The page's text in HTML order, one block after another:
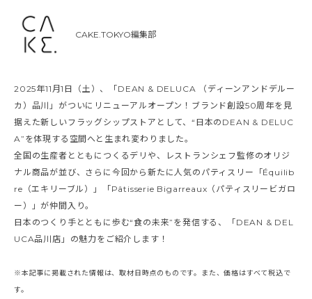
CAKE.TOKYO編集部
2025年11月1日（土）、「DEAN & DELUCA （ディーンアンドデルー
カ）品川」がついにリニューアルオープン！ブランド創設50周年を見
据えた新しいフラッグシップストアとして、“日本のDEAN & DELUC
A”を体現する空間へと生まれ変わりました。
全国の生産者とともにつくるデリや、レストランシェフ監修のオリジ
ナル商品が並び、さらに今回から新たに人気のパティスリー「Équilib
re（エキリーブル）」「Pâtisserie Bigarreaux（パティスリービガロ
ー）」が仲間入り。
日本のつくり手とともに歩む“食の未来”を発信する、「DEAN & DEL
UCA品川店」の魅力をご紹介します！
※本記事に掲載された情報は、取材日時点のものです。また、価格はすべて税込で
す。